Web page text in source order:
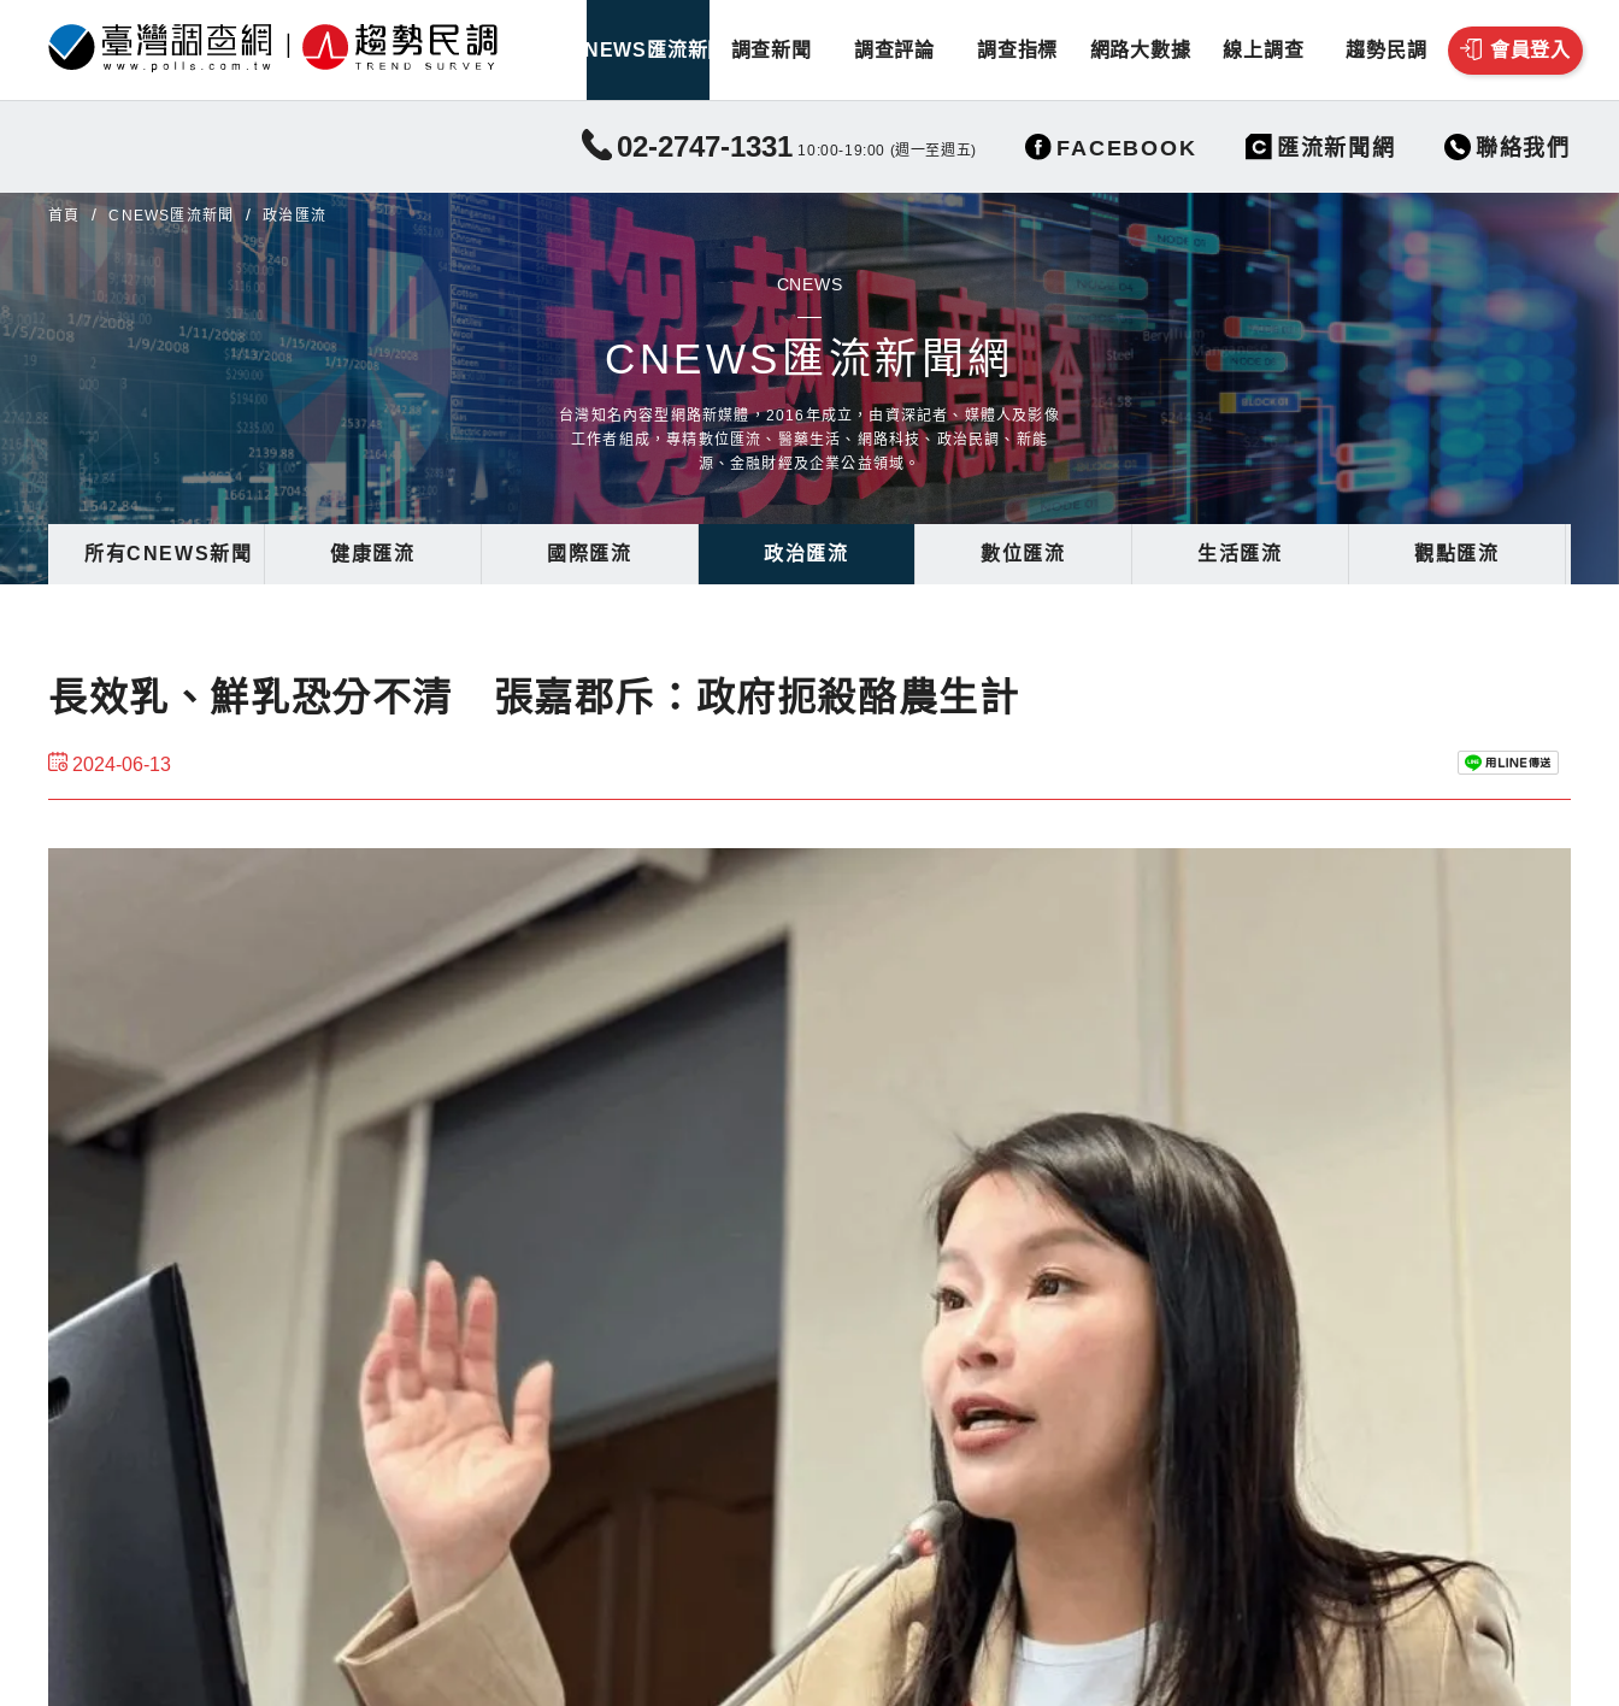
CNEWS匯流新聞 調查新聞 調查評論 調查指標 網路大數據 線上調查 趨勢民調 會員登入
02-2747-1331 10:00-19:00 (週一至週五) FACEBOOK 匯流新聞網 聯絡我們
首頁 CNEWS匯流新聞 政治匯流
CNEWS
CNEWS匯流新聞網
台灣知名內容型網路新媒體，2016年成立，由資深記者、媒體人及影像
工作者組成，專精數位匯流、醫藥生活、網路科技、政治民調、新能
源、金融財經及企業公益領域。
所有CNEWS新聞 健康匯流 國際匯流 政治匯流 數位匯流 生活匯流 觀點匯流
長效乳、鮮乳恐分不清 張嘉郡斥：政府扼殺酪農生計
2024-06-13